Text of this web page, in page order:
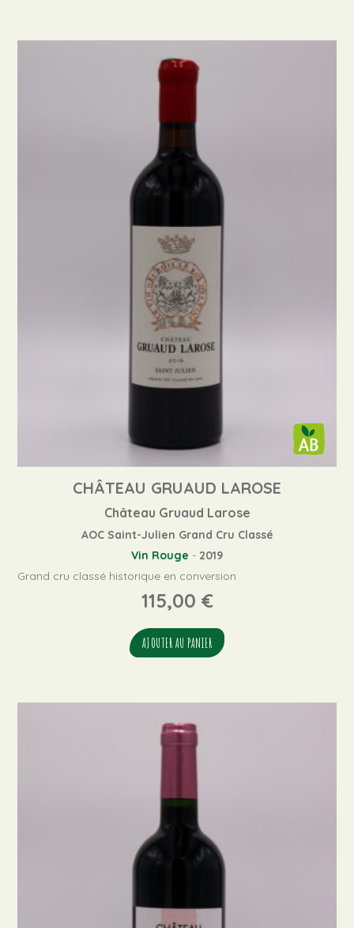
CHÂTEAU GRUAUD LAROSE
Château Gruaud Larose
AOC Saint-Julien Grand Cru Classé
Vin Rouge - 2019
Grand cru classé historique en conversion
115,00 €
AJOUTER AU PANIER